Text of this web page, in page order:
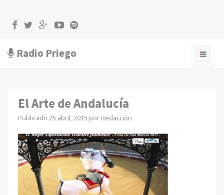
Radio Priego
El Arte de Andalucía
Publicado 25 abril, 2015 por Redacción